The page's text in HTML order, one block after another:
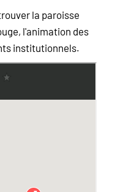
la paroisse
l'animation des
institutionnels.